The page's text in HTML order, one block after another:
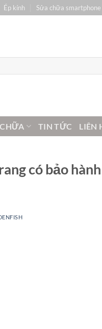
Ép kính Sửa chữa smartphone
TIN TỨC LIÊN
có bảo